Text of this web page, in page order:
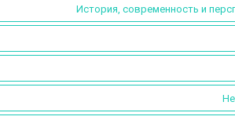
История, современность и